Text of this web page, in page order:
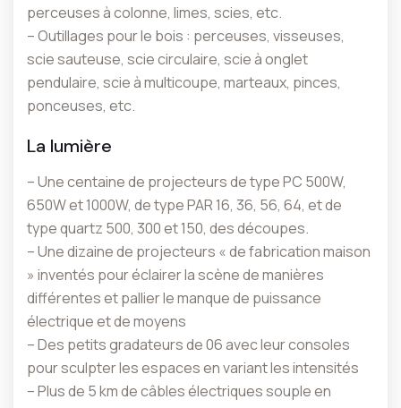
perceuses à colonne, limes, scies, etc.
– Outillages pour le bois : perceuses, visseuses,
scie sauteuse, scie circulaire, scie à onglet
pendulaire, scie à multicoupe, marteaux, pinces,
ponceuses, etc.
La lumière
– Une centaine de projecteurs de type PC 500W,
650W et 1000W, de type PAR 16, 36, 56, 64, et de
type quartz 500, 300 et 150, des découpes.
– Une dizaine de projecteurs « de fabrication maison
» inventés pour éclairer la scène de manières
différentes et pallier le manque de puissance
électrique et de moyens
– Des petits gradateurs de 06 avec leur consoles
pour sculpter les espaces en variant les intensités
– Plus de 5 km de câbles électriques souple en